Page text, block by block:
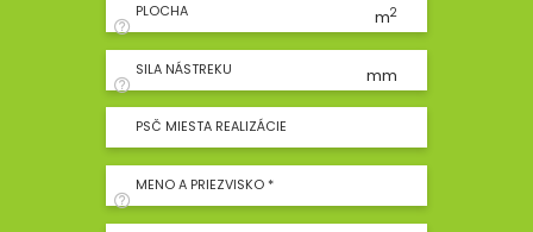
PLOCHA m2
SILA NÁSTREKU mm
PSČ MIESTA REALIZÁCIE
MENO A PRIEZVISKO *